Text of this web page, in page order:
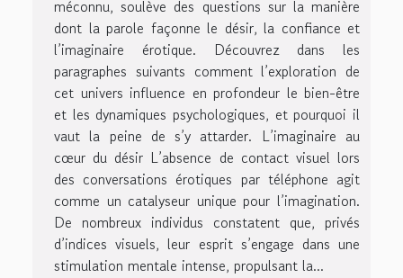
méconnu, soulève des questions sur la manière
dont la parole façonne le désir, la confiance et
l’imaginaire érotique. Découvrez dans les
paragraphes suivants comment l’exploration de
cet univers influence en profondeur le bien-être
et les dynamiques psychologiques, et pourquoi il
vaut la peine de s’y attarder. L’imaginaire au
cœur du désir L’absence de contact visuel lors
des conversations érotiques par téléphone agit
comme un catalyseur unique pour l’imagination.
De nombreux individus constatent que, privés
d’indices visuels, leur esprit s’engage dans une
stimulation mentale intense, propulsant la...